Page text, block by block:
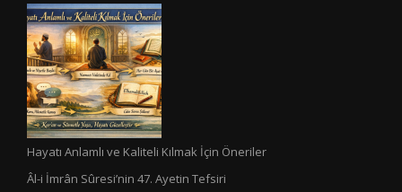
Hayatı Anlamlı ve Kaliteli Kılmak İçin Öneriler
Âl-i İmrân Sûresi’nin 47. Ayetin Tefsiri